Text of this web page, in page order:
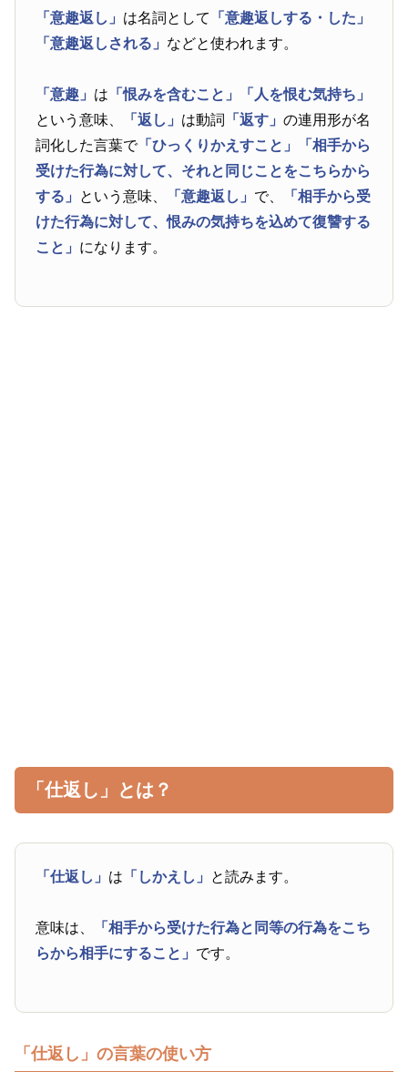
「意趣返し」 は名詞として
「意趣返しする・した」
「意趣返しされる」 などと使われます。
「意趣」 は 「恨みを含むこと」
「人を恨む気持ち」
という意味、
「返し」 は動詞 「返す」の連用形が名
詞化した言葉で「ひっくりかえすこと」
「相手から
受けた行為に対して、それと同じことをこちらから
する」 という意味、 「意趣返し」 で、
「相手から受
けた行為に対して、恨みの気持ちを込めて復讐する
こと」 になります。
「仕返し」とは？
「仕返し」 は 「しかえし」 と読みます。
意味は、
「相手から受けた行為と同等の行為をこち
らから相手にすること」 です。
「仕返し」の言葉の使い方